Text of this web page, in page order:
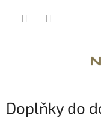
Doplňky do